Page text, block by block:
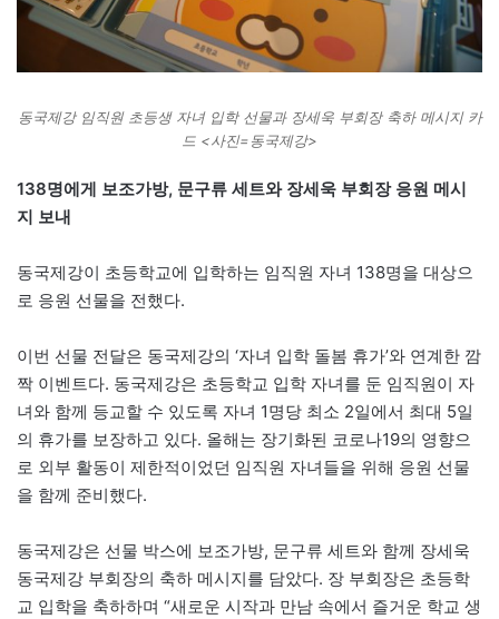
동국제강 임직원 초등생 자녀 입학 선물과 장세욱 부회장 축하 메시지 카
드 <사진=동국제강>
138명에게 보조가방, 문구류 세트와 장세욱 부회장 응원 메시
지 보내
동국제강이 초등학교에 입학하는 임직원 자녀 138명을 대상으
로 응원 선물을 전했다.
이번 선물 전달은 동국제강의 ‘자녀 입학 돌봄 휴가’와 연계한 깜
짝 이벤트다. 동국제강은 초등학교 입학 자녀를 둔 임직원이 자
녀와 함께 등교할 수 있도록 자녀 1명당 최소 2일에서 최대 5일
의 휴가를 보장하고 있다. 올해는 장기화된 코로나19의 영향으
로 외부 활동이 제한적이었던 임직원 자녀들을 위해 응원 선물
을 함께 준비했다.
동국제강은 선물 박스에 보조가방, 문구류 세트와 함께 장세욱
동국제강 부회장의 축하 메시지를 담았다. 장 부회장은 초등학
교 입학을 축하하며 “새로운 시작과 만남 속에서 즐거운 학교 생